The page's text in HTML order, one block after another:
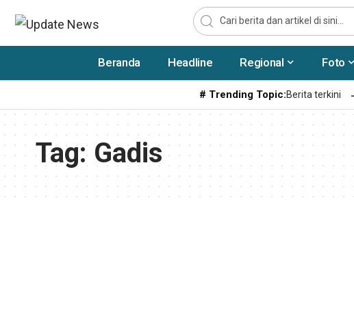
Beranda Headline Regional Foto
# Trending Topic:Berita terkini
Tag: Gadis